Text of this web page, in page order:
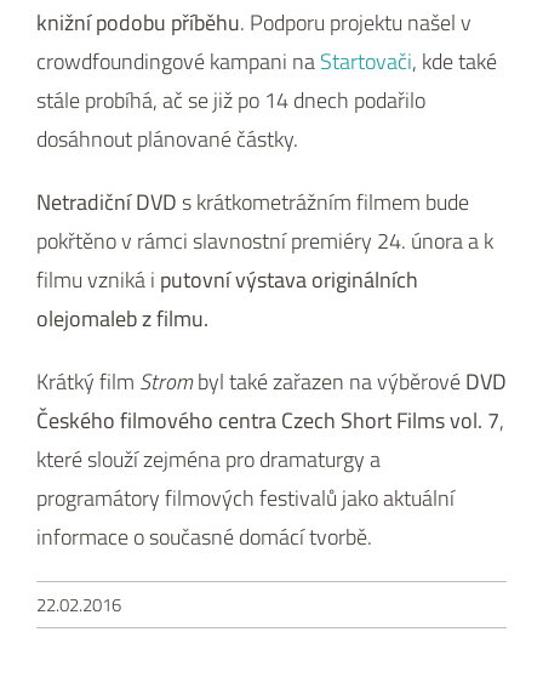
knižní podobu příběhu. Podporu projektu našel v
crowdfoundingové kampani naStartovači, kde také
stále probíhá, ač se již po 14 dnech podařilo
dosáhnout plánované částky.
Netradiční DVD s krátkometrážním filmem bude
pokřtěno v rámci slavnostní premiéry 24. února a k
filmu vzniká i putovní výstava originálních
olejomaleb z filmu.
Krátký film Strombyl také zařazen na výběrovéDVD
Českého filmového centra Czech Short Films vol. 7,
které slouží zejména pro dramaturgy a
programátory filmových festivalů jako aktuální
informace o současné domácí tvorbě.
22.02.2016